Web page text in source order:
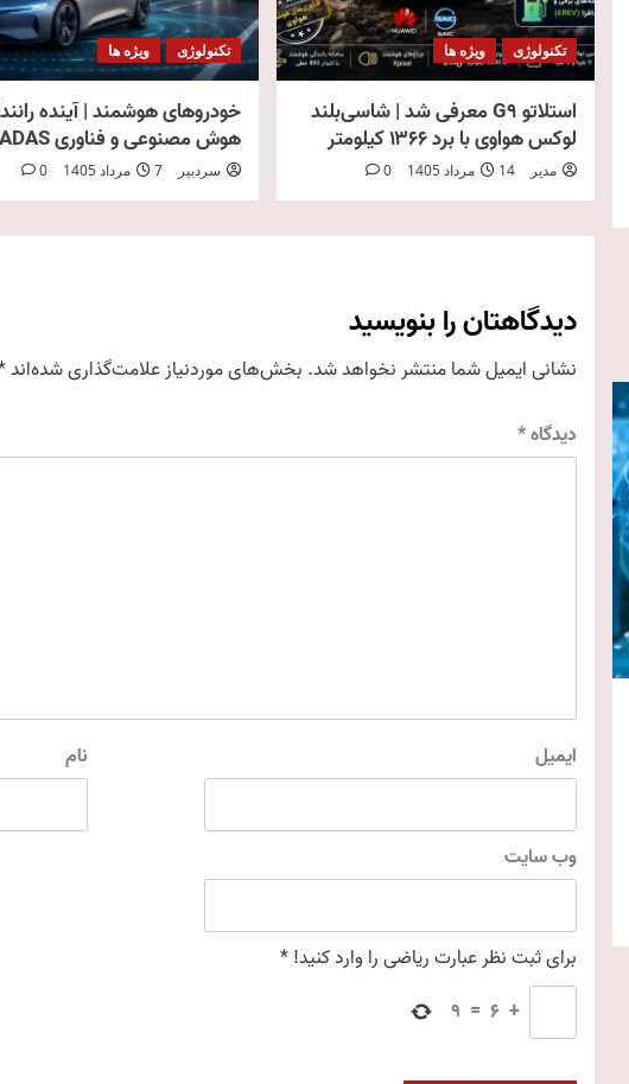
تکنولوژی ویژه ها
استلاتو G9 معرفی شد | شاسی‌بلند
لوکس هواوی با برد ۱۳۶۶ کیلومتر
مدیر 14 مرداد 1405 0
تکنولوژی ویژه ها
خودروهای هوشمند | آینده
هوش مصنوعی و فناوری ADAS
سردبیر 7 مرداد 1405 0
دیدگاهتان را بنویسید
نشانی ایمیل شما منتشر نخواهد شد. بخش‌های موردنیاز علامت‌گذاری شده‌اند
دیدگاه*
نام ایمیل
وب‌ سایت
برای ثبت نظر عبارت ریاضی را وارد کنید!*
+
6
=
9